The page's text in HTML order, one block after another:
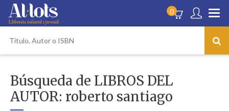
0
Búsqueda de LIBROS DEL
AUTOR: roberto santiago